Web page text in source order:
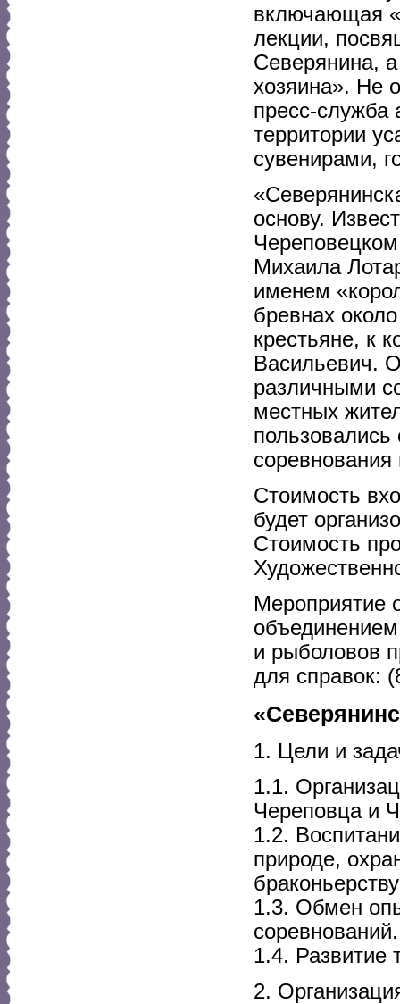
включающая
лекции,
Северянина,
хозяина». Не
пресс-служба
территории
сувенирами,
основу.
Михаила
именем
бревнах
крестьяне, к
Васильевич.
различными
местных
пользовались
соревнования
Стоимость
будет
Стоимость
Мероприятие
и рыболовов
для справок:
1. Цели и
1.1.
Череповца и
1.2.
природе,
1.3. Обмен
соревнований.
1.4. Развитие
2.